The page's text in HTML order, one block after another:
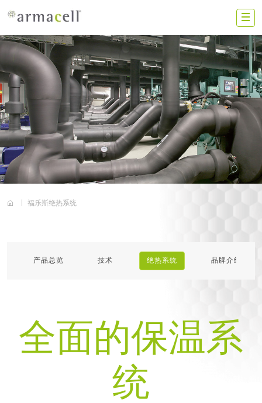
ZS
中国大陆
联系我们
加入我们
投资者
新闻动态
阿乐斯小課堂
可持续发展
福乐斯绝热系统
产品总览 技术 绝热系统 品牌介绍
全面的保温系
统